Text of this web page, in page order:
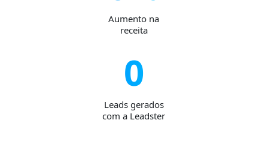
Aumento na
receita
0
Leads gerados
com a Leadster